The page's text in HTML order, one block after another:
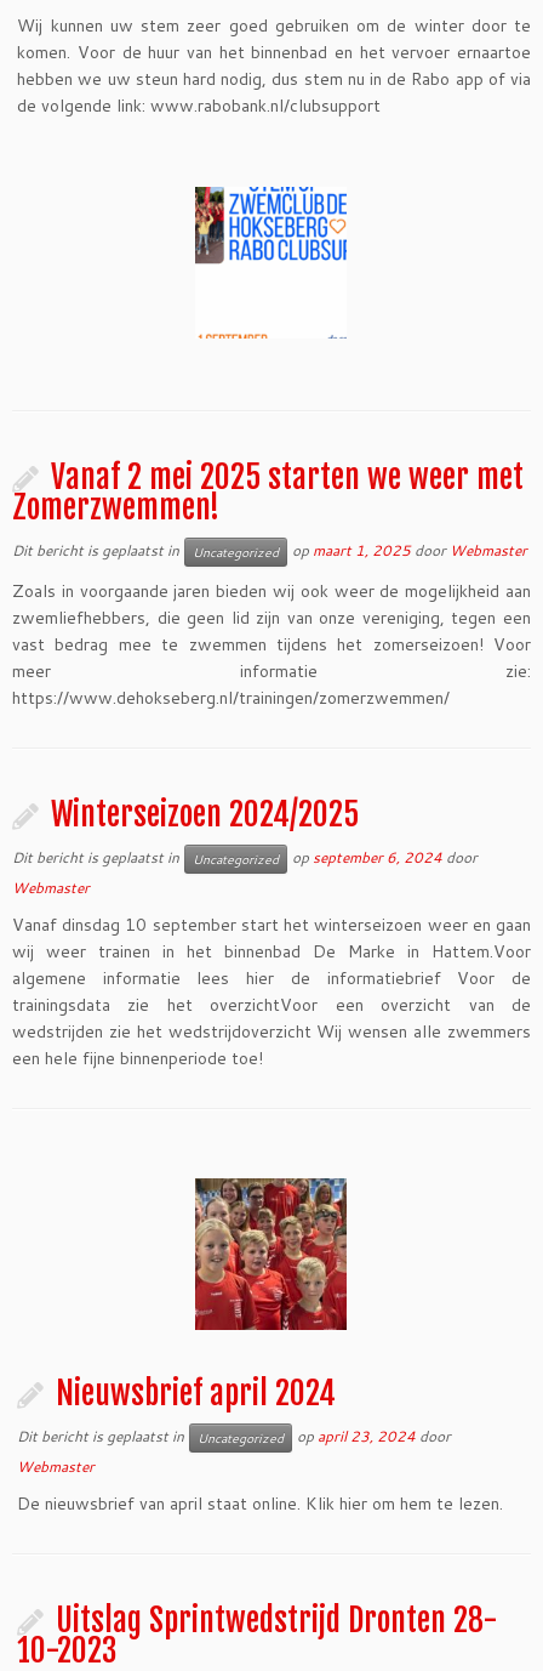
Wij kunnen uw stem zeer goed gebruiken om de winter door te
komen. Voor de huur van het binnenbad en het vervoer ernaartoe
hebben we uw steun hard nodig, dus stem nu in de Rabo app of via
de volgende link: www.rabobank.nl/clubsupport
Vanaf 2 mei 2025 starten we weer met
Zomerzwemmen!
Dit bericht is geplaatst in Uncategorized op maart 1, 2025 door Webmaster
Zoals in voorgaande jaren bieden wij ook weer de mogelijkheid aan
zwemliefhebbers, die geen lid zijn van onze vereniging, tegen een
vast bedrag mee te zwemmen tijdens het zomerseizoen! Voor
meer informatie zie:
https://www.dehokseberg.nl/trainingen/zomerzwemmen/
Winterseizoen 2024/2025
Dit bericht is geplaatst in Uncategorized op september 6, 2024 door
Webmaster
Vanaf dinsdag 10 september start het winterseizoen weer en gaan
wij weer trainen in het binnenbad De Marke in Hattem.Voor
algemene informatie lees hier de informatiebrief Voor de
trainingsdata zie het overzichtVoor een overzicht van de
wedstrijden zie het wedstrijdoverzicht Wij wensen alle zwemmers
een hele fijne binnenperiode toe!
Nieuwsbrief april 2024
Dit bericht is geplaatst in Uncategorized op april 23, 2024 door
Webmaster
De nieuwsbrief van april staat online. Klik hier om hem te lezen.
Uitslag Sprintwedstrijd Dronten 28-
10-2023